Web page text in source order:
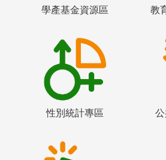
學產基金資源區 教
性別統計專區